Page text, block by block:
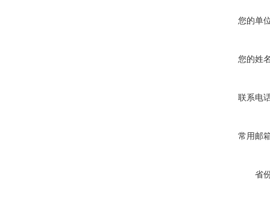
您的单
您的姓
联系电
常用邮
省